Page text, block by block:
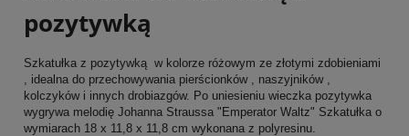
pozytywką
Szkatułka z pozytywką w kolorze różowym ze złotymi zdobieniami
, idealna do przechowywania pierścionków , naszyjników ,
kolczyków i innych drobiazgów. Po uniesieniu wieczka pozytywka
wygrywa melodię Johanna Straussa "Emperator Waltz" Szkatułka o
wymiarach 18 x 11,8 x 11,8 cm wykonana z polyresinu.